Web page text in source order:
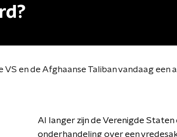
VS en de Afghaanse Taliban vandaag een
Al langer zijn de Verenigde Staten
onderhandeling over een